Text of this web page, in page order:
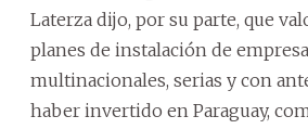
Laterza dijo, por su parte, que
planes de instalación de
multinacionales, serias y con
haber invertido en Paraguay,